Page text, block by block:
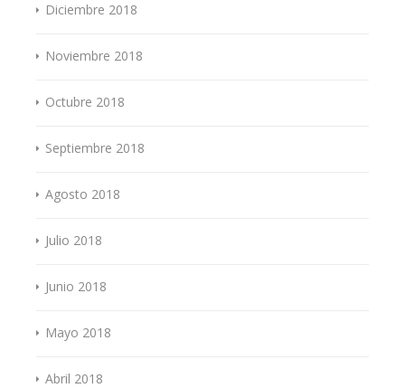
Diciembre 2018
Noviembre 2018
Octubre 2018
Septiembre 2018
Agosto 2018
Julio 2018
Junio 2018
Mayo 2018
Abril 2018